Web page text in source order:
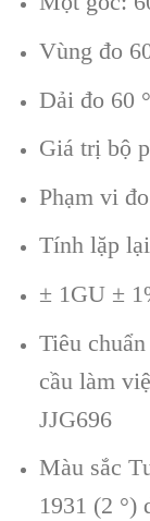
Vùng đo
Dải đo 60
Giá trị bộ
Phạm vi
Tính lặp
± 1GU ±
Tiêu
cầu làm
JJG696
Màu sắc
1931 (2 °)